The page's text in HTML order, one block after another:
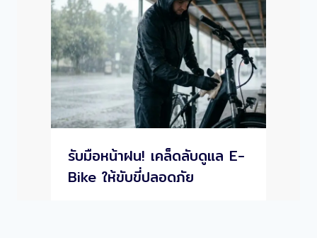
รับมือหน้าฝน! เคล็ดลับดูแล E-
Bike ให้ขับขี่ปลอดภัย